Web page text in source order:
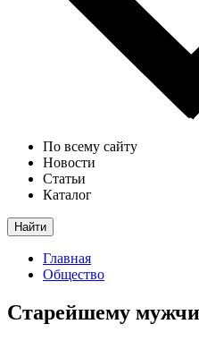
По всему сайту
Новости
Статьи
Каталог
Найти
Главная
Общество
Старейшему